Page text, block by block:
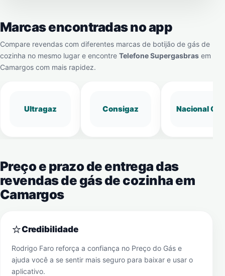
Marcas encontradas no app
Compare revendas com diferentes marcas de botijão de gás de
cozinha no mesmo lugar e encontre Telefone Supergasbras em
Camargos com mais rapidez.
Ultragaz Consigaz Nacional Gás
Preço e prazo de entrega das
revendas de gás de cozinha em
Camargos
⭐Credibilidade
Rodrigo Faro reforça a confiança no Preço do Gás e
ajuda você a se sentir mais seguro para baixar e usar o
aplicativo.